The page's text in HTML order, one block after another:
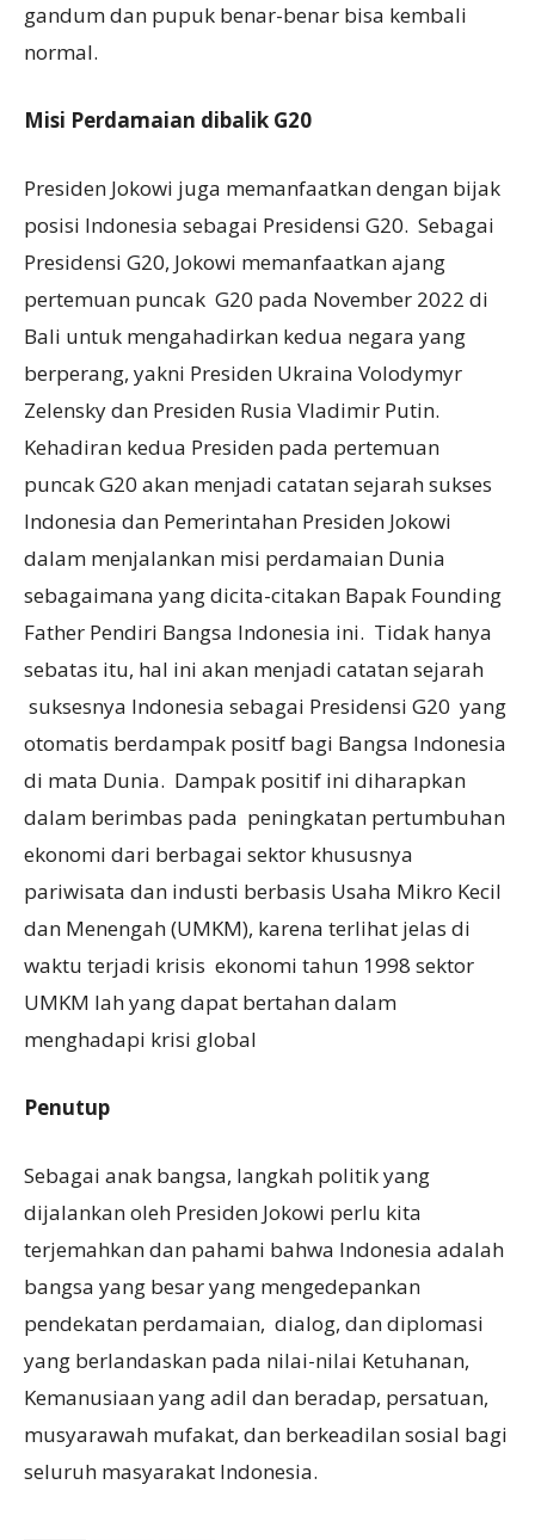
gandum dan pupuk benar-benar bisa kembali
normal.
Misi Perdamaian dibalik G20
Presiden Jokowi juga memanfaatkan dengan bijak
posisi Indonesia sebagai Presidensi G20. Sebagai
Presidensi G20, Jokowi memanfaatkan ajang
pertemuan puncak G20 pada November 2022 di
Bali untuk mengahadirkan kedua negara yang
berperang, yakni Presiden Ukraina Volodymyr
Zelensky dan Presiden Rusia Vladimir Putin.
Kehadiran kedua Presiden pada pertemuan
puncak G20 akan menjadi catatan sejarah sukses
Indonesia dan Pemerintahan Presiden Jokowi
dalam menjalankan misi perdamaian Dunia
sebagaimana yang dicita-citakan Bapak Founding
Father Pendiri Bangsa Indonesia ini. Tidak hanya
sebatas itu, hal ini akan menjadi catatan sejarah
suksesnya Indonesia sebagai Presidensi G20 yang
otomatis berdampak positf bagi Bangsa Indonesia
di mata Dunia. Dampak positif ini diharapkan
dalam berimbas pada peningkatan pertumbuhan
ekonomi dari berbagai sektor khususnya
pariwisata dan industi berbasis Usaha Mikro Kecil
dan Menengah (UMKM), karena terlihat jelas di
waktu terjadi krisis ekonomi tahun 1998 sektor
UMKM lah yang dapat bertahan dalam
menghadapi krisi global
Penutup
Sebagai anak bangsa, langkah politik yang
dijalankan oleh Presiden Jokowi perlu kita
terjemahkan dan pahami bahwa Indonesia adalah
bangsa yang besar yang mengedepankan
pendekatan perdamaian, dialog, dan diplomasi
yang berlandaskan pada nilai-nilai Ketuhanan,
Kemanusiaan yang adil dan beradap, persatuan,
musyarawah mufakat, dan berkeadilan sosial bagi
seluruh masyarakat Indonesia.